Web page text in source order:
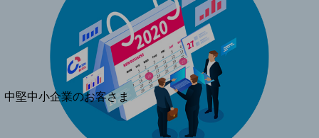
最新の導入事例や注目の導入事例をご紹介します
開催・出展する各種セミナー、イベント情報をご紹介します
別ウィンドウで開きます
中堅中小企業のお客さま
NTTドコモビジネスウォッチ
ビジネスお役立ち情報